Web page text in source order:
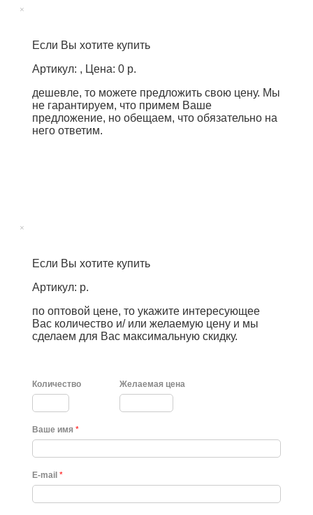
×
Если Вы хотите купить
Артикул: , Цена: 0 р.
дешевле, то можете предложить свою цену. Мы
не гарантируем, что примем Ваше
предложение, но обещаем, что обязательно на
него ответим.
×
Если Вы хотите купить
Артикул: р.
по оптовой цене, то укажите интересующее
Вас количество и/ или желаемую цену и мы
сделаем для Вас максимальную скидку.
Количество Желаемая цена
Ваше имя *
E-mail *